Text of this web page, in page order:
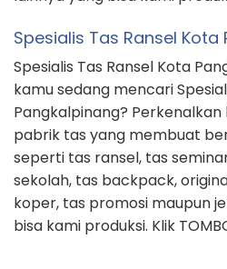
Spesialis Tas Ransel
Spesialis Tas Ransel Kota
kamu sedang mencari
Pangkalpinang?
pabrik tas yang membuat
seperti tas ransel, tas
sekolah, tas backpack,
koper, tas promosi maupun
bisa kami produksi. Klik